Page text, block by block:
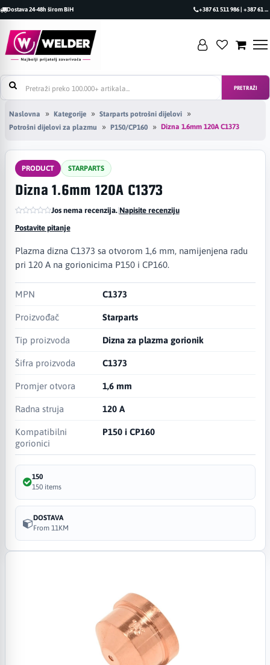
Dostava 24-48h širom BiH +387 61 511 986 | +387 61 493 470
PRETRAŽI
Naslovna Kategorije
Starparts potrošni dijelovi
Potrošni dijelovi za plazmu
P150/CP160 Dizna 1.6mm 120A C1373
PRODUCT STARPARTS
Dizna 1.6mm 120A C1373
Jos nema recenzija.|Napisite recenziju
Postavite pitanje
Plazma dizna C1373 sa otvorom 1,6 mm, namijenjena radu
pri 120 A na gorionicima P150 i CP160.
MPN C1373
Proizvođač Starparts
Tip proizvoda Dizna za plazma gorionik
Šifra proizvoda C1373
Promjer otvora 1,6 mm
Radna struja 120 A
Kompatibilni
gorionici
P150 i CP160
150
150 items
DOSTAVA
From 11KM